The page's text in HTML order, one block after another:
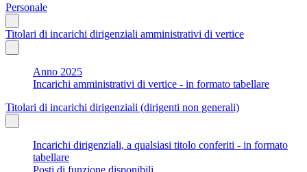
Personale
Titolari di incarichi dirigenziali amministrativi di vertice
Anno 2025
Incarichi amministrativi di vertice - in formato tabellare
Titolari di incarichi dirigenziali (dirigenti non generali)
Incarichi dirigenziali, a qualsiasi titolo conferiti - in formato
tabellare
Posti di funzione disponibili